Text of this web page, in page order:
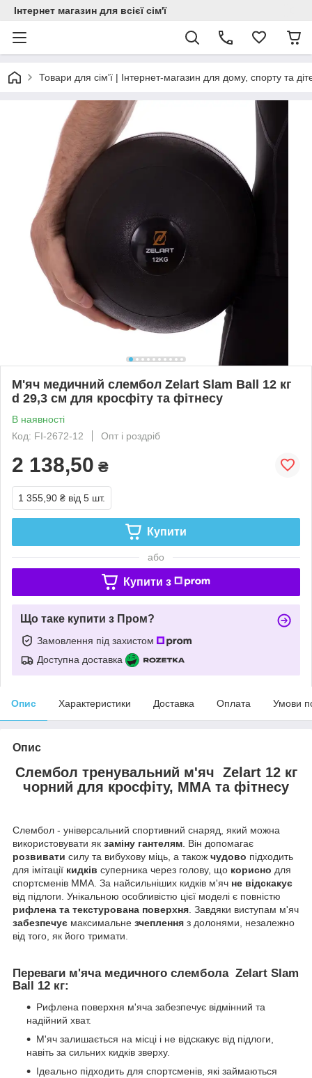
Інтернет магазин для всієї сім'ї
Товари для сім'ї | Інтернет-магазин для дому, спорту та
М'яч медичний слембол Zelart Slam Ball 12 кг
d 29,3 см для кросфіту та фітнесу
В наявності
Код: FI-2672-12
Опт і роздріб
2 138,50 ₴
1 355,90 ₴ від 5 шт.
Купити
або
Купити з
Що таке купити з Пром?
Замовлення під захистом
Доступна доставка
Опис Характеристики Доставка Оплата Умови
Опис
Слембол тренувальний м'яч Zelart12 кг
чорний для кросфіту, ММА та фітнесу
Слембол - універсальний спортивний снаряд, який можна
використовувати як заміну гантелям. Він допомагає
розвивати силу та вибухову міць, а також чудово підходить
для імітації кидків суперника через голову, що корисно для
спортсменів ММА. За найсильніших кидків м'яч не відскакує
від підлоги. Унікальною особливістю цієї моделі є повністю
рифлена та текстурована поверхня. Завдяки виступам м'яч
забезпечує максимальне зчеплення з долонями, незалежно
від того, як його тримати.
Переваги м'яча медичного слембола Zelart Slam
Ball 12 кг:
Рифлена поверхня м'яча забезпечує відмінний та
надійний хват.
М'яч залишається на місці і не відскакує від підлоги,
навіть за сильних кидків зверху.
Ідеально підходить для спортсменів, які займаються